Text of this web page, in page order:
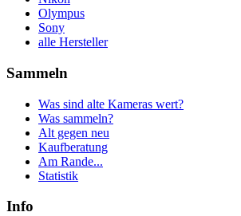
Olympus
Sony
alle Hersteller
Sammeln
Was sind alte Kameras wert?
Was sammeln?
Alt gegen neu
Kaufberatung
Am Rande...
Statistik
Info